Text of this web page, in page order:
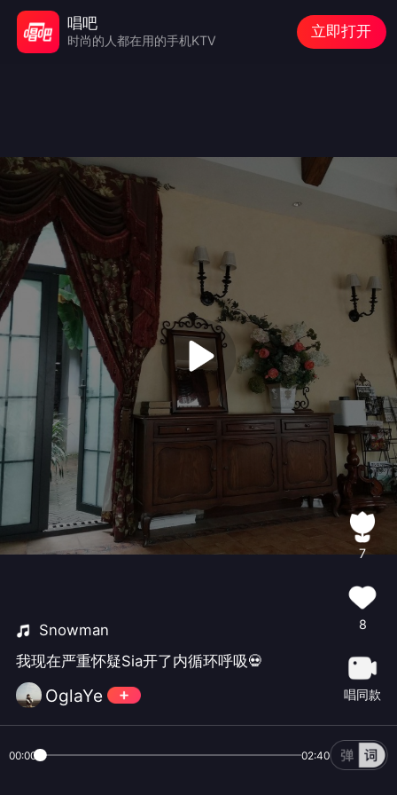
Snowman
我现在严重怀疑Sia开了内循环呼吸💀
OglaYe
7
8
唱同款
00:00 02:40
唱吧
时尚的人都在用的手机KTV
立即打开